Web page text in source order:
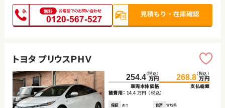
トヨタ プリウスＰＨＶ
254.4（税込）
万円
車両本体価格
268.8（税込）
万円
支払総額
諸費用： 14.4 万円 （税込）
保証 あり 住所 宮城県